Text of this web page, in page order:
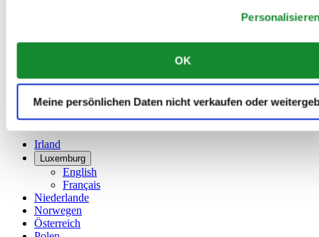
OK
Meine persönlichen Daten nicht verkaufen oder
China
Dänemark
Finnland
France
Irland
Luxemburg
English
Français
Niederlande
Norwegen
Österreich